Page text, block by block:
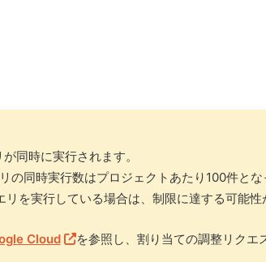
同時に実行されます。
の同時実行数はプロジェクトあたり100件と
を実行している場合は、制限に達する可能性
Cloud
を参照し、割り当ての調整リクエ